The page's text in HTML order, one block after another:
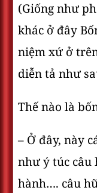
(Giống như
khác ở đây
niệm xứ ở
diễn tả như
Thế nào là
– Ở đây, này
như ý túc câu
hành…. câu